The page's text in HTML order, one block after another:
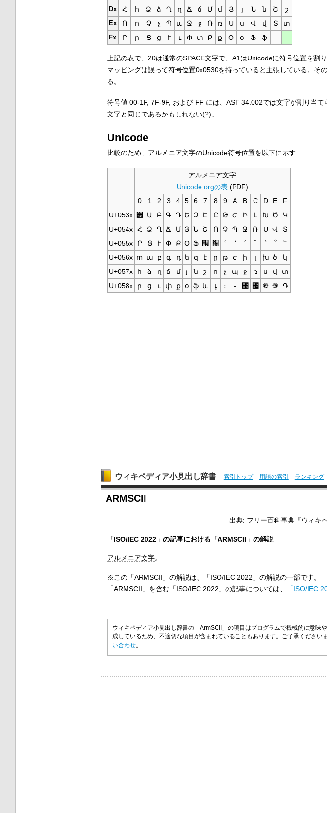
Dx Հ հ Ձ ձ Ղ ղ Ճ ճ Մ մ Յ յ Ն ն Շ շ
Ex Ո ո Չ չ Պ պ Ջ ջ Ռ ռ Ս ս Վ վ Տ տ
Fx Ր ր Ց ց Ւ ւ Փ փ Ք ք Օ օ Ֆ ֆ
上記の表で、20は通常のSPACE文字で、A1はUnicodeに符号位置を
マッピングは誤って符号位置0x0530を持っていると主張している。そ
る。
符号値 00-1F, 7F-9F, および FF には、AST 34.002では文字が割り当
文字と同じであるかもしれない(?)。
Unicode
比較のため、アルメニア文字のUnicode符号位置を以下に示す:
アルメニア文字
Unicode.orgの表(PDF)
0
1 2 3 4 5 6 7 8 9 A B C D E
F
U+053x ԰ Ա Բ Գ Դ Ե Զ Է Ը Թ Ժ Ի Լ Խ Ծ
Կ
U+054x Հ Ձ Ղ Ճ Մ Յ Ն Շ Ո Չ Պ Ջ Ռ Ս Վ
Տ
U+055x
Ր Ց Ւ Փ Ք Օ Ֆ ՗ ՘ ՙ ՚ ՛ ՜ ՝ ՞
՟
U+056x ՠ ա բ գ դ ե զ է ը թ ժ ի լ խ ծ
կ
U+057x
հ ձ ղ ճ մ յ ն շ ո չ պ ջ ռ ս վ
տ
U+058x
ր ց ւ փ ք օ ֆ և ֈ ։ ֊ ֋ ֌ ֍ ֎ ֏
ウィキペディア小見出し辞書 索引トップ 用語の索引 ランキング
ARMSCII
出典: フリー百科事典『ウィキ
「ISO/IEC 2022」の記事における「ARMSCII」の解説
アルメニア文字。
※この「ARMSCII」の解説は、「ISO/IEC 2022」の解説の一部です。
「ARMSCII」を含む「ISO/IEC 2022」の記事については、
「ISO/IEC
ウィキペディア小見出し辞書の「ArmSCII」の項目はプログラムで機械的に意味
成しているため、不適切な項目が含まれていることもあります。ご了承ください
い合わせ。